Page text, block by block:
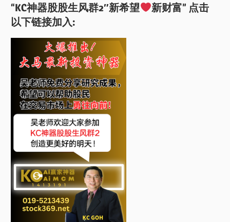
“KC神器股股生风群2″新希望
新财富” 点击
以下链接加入: